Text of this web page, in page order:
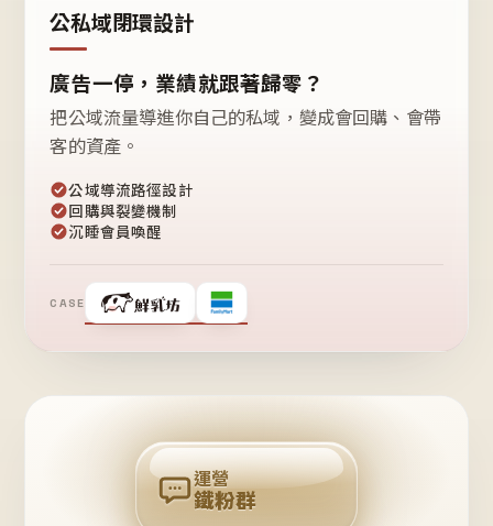
公私域閉環設計
廣告一停，業績就跟著歸零？
把公域流量導進你自己的私域，變成會回購、會帶
客的資產。
公域導流路徑設計
回購與裂變機制
沉睡會員喚醒
CASE
❤
粉
回
購
運營
鐵粉群